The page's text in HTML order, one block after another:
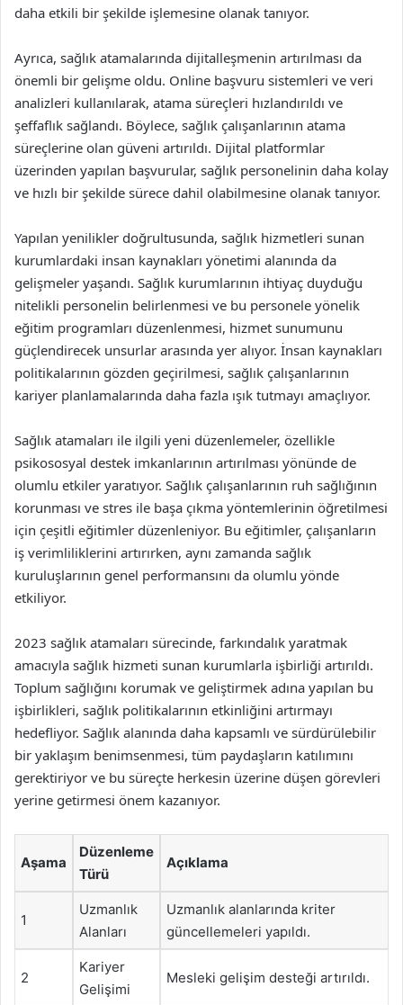
daha etkili bir şekilde işlemesine olanak tanıyor.
Ayrıca, sağlık atamalarında dijitalleşmenin artırılması da
önemli bir gelişme oldu. Online başvuru sistemleri ve veri
analizleri kullanılarak, atama süreçleri hızlandırıldı ve
şeffaflık sağlandı. Böylece, sağlık çalışanlarının atama
süreçlerine olan güveni artırıldı. Dijital platformlar
üzerinden yapılan başvurular, sağlık personelinin daha kolay
ve hızlı bir şekilde sürece dahil olabilmesine olanak tanıyor.
Yapılan yenilikler doğrultusunda, sağlık hizmetleri sunan
kurumlardaki insan kaynakları yönetimi alanında da
gelişmeler yaşandı. Sağlık kurumlarının ihtiyaç duyduğu
nitelikli personelin belirlenmesi ve bu personele yönelik
eğitim programları düzenlenmesi, hizmet sunumunu
güçlendirecek unsurlar arasında yer alıyor. İnsan kaynakları
politikalarının gözden geçirilmesi, sağlık çalışanlarının
kariyer planlamalarında daha fazla ışık tutmayı amaçlıyor.
Sağlık atamaları ile ilgili yeni düzenlemeler, özellikle
psikososyal destek imkanlarının artırılması yönünde de
olumlu etkiler yaratıyor. Sağlık çalışanlarının ruh sağlığının
korunması ve stres ile başa çıkma yöntemlerinin öğretilmesi
için çeşitli eğitimler düzenleniyor. Bu eğitimler, çalışanların
iş verimliliklerini artırırken, aynı zamanda sağlık
kuruluşlarının genel performansını da olumlu yönde
etkiliyor.
2023 sağlık atamaları sürecinde, farkındalık yaratmak
amacıyla sağlık hizmeti sunan kurumlarla işbirliği artırıldı.
Toplum sağlığını korumak ve geliştirmek adına yapılan bu
işbirlikleri, sağlık politikalarının etkinliğini artırmayı
hedefliyor. Sağlık alanında daha kapsamlı ve sürdürülebilir
bir yaklaşım benimsenmesi, tüm paydaşların katılımını
gerektiriyor ve bu süreçte herkesin üzerine düşen görevleri
yerine getirmesi önem kazanıyor.
Aşama
Düzenleme
Türü
Açıklama
1
Uzmanlık
Alanları
Uzmanlık alanlarında kriter
güncellemeleri yapıldı.
2
Kariyer
Gelişimi
Mesleki gelişim desteği artırıldı.